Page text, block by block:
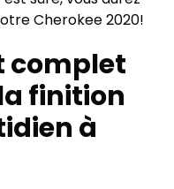
Cherokee 2020!
complet
finition
à